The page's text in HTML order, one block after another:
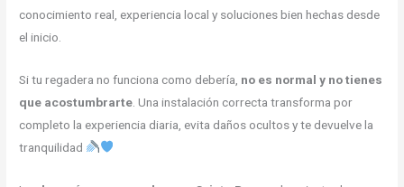
conocimiento real, experiencia local y soluciones bien hechas desde
el inicio.
Si tu regadera no funciona como debería, no es normal y no tienes
que acostumbrarte . Una instalación correcta transforma por
completo la experiencia diaria, evita daños ocultos y te devuelve la
tranquilidad